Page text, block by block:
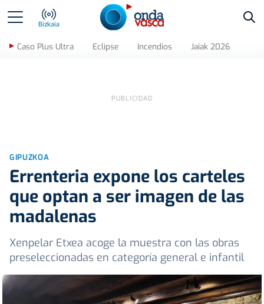
Bizkaia
Caso Plus Ultra Eclipse Incendios Jaiak 2026
GIPUZKOA
Errenteria expone los carteles
que optan a ser imagen de las
madalenas
Xenpelar Etxea acoge la muestra con las obras
preseleccionadas en categoría general e infantil